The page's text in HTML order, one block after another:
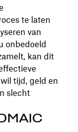
te laten
van
onbedoeld
kan dit
tijd, geld en
slecht